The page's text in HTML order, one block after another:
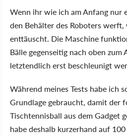
Wenn ihr wie ich am Anfang nur
den Behälter des Roboters
enttäuscht. Die Maschine
Bälle gegenseitig nach oben zum
letztendlich erst beschleunigt
Während meines Tests habe ich
Grundlage gebraucht, damit der
Tischtennisball aus dem Gadget
habe deshalb kurzerhand auf